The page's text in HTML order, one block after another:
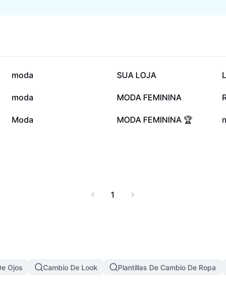
24,9 mil
moda 6,1 mil
SUA LOJA
437
moda 361
MODA FEMININA
179
Moda 129
MODA FEMININA 🏆
1
Ojos Cambio De Look Plantillas De Cambio De Ropa